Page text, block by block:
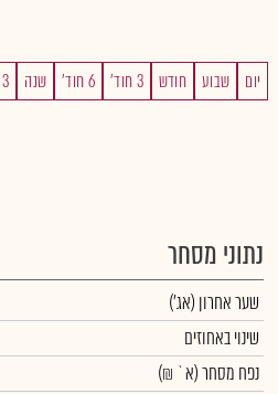
יום שבוע חודש 3 חוד' 6 חוד' שנה 3 שנים
נתוני מסחר
שער אחרון (אג')
שינוי באחוזים
נפח מסחר(א` ₪)